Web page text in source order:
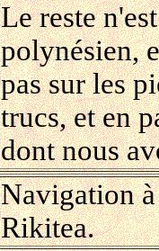
Le reste
polynésien,
pas sur les
trucs, et en
dont nous
Navigation
Rikitea.